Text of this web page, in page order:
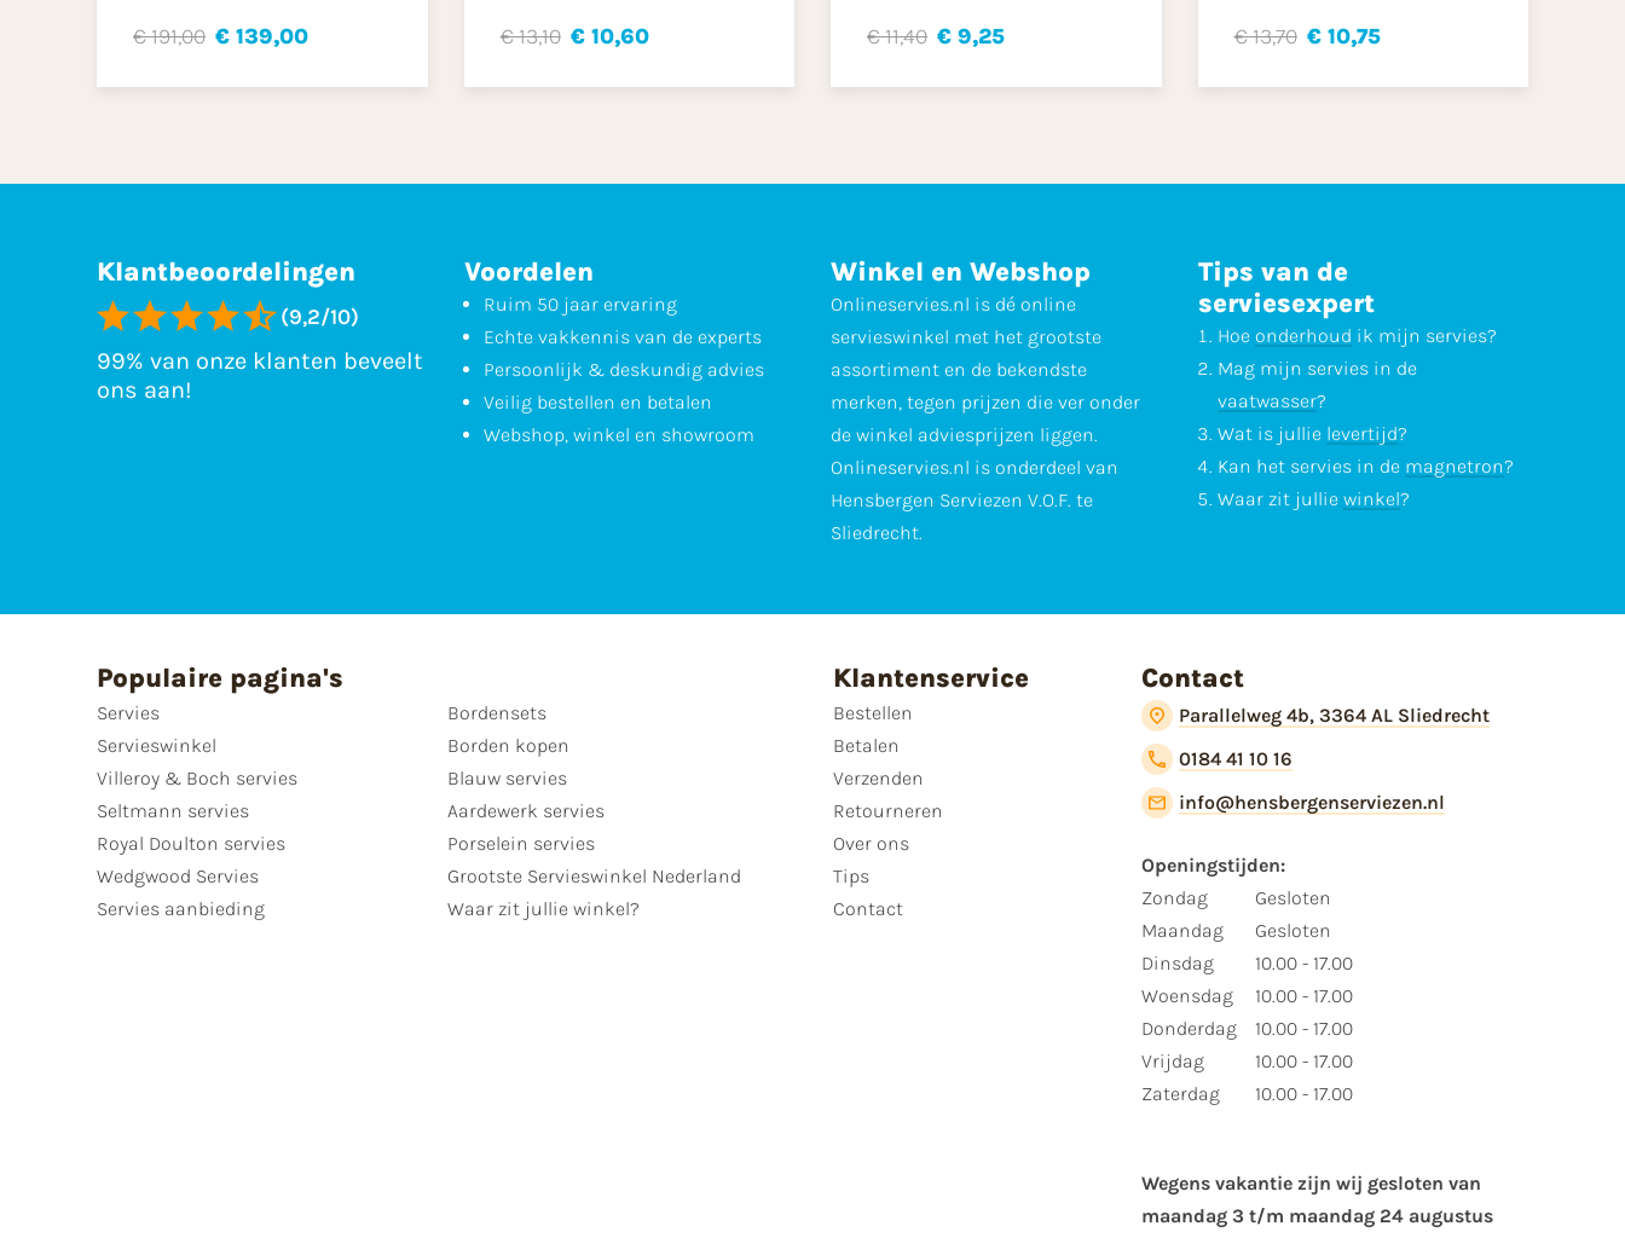
€ 191,00 € 139,00 € 13,10 € 10,60 € 11,40 € 9,25 € 13,70 € 10,75
Klantbeoordelingen
(9,2/10)
99% van onze klanten beveelt
ons aan!
Voordelen
Ruim 50 jaar ervaring
Echte vakkennis van de experts
Persoonlijk & deskundig advies
Veilig bestellen en betalen
Webshop, winkel en showroom
Winkel en Webshop
Onlineservies.nl is dé online
servieswinkel met het grootste
assortiment en de bekendste
merken, tegen prijzen die ver onder
de winkel adviesprijzen liggen.
Onlineservies.nl is onderdeel van
Hensbergen Serviezen V.O.F. te
Sliedrecht.
Tips van de
serviesexpert
Hoe onderhoud ik mijn servies?
Mag mijn servies in de
vaatwasser?
Wat is jullie levertijd?
Kan het servies in de magnetron?
Waar zit jullie winkel?
Populaire pagina's
Servies
Servieswinkel
Villeroy & Boch servies
Seltmann servies
Royal Doulton servies
Wedgwood Servies
Servies aanbieding
Bordensets
Borden kopen
Blauw servies
Aardewerk servies
Porselein servies
Grootste Servieswinkel Nederland
Waar zit jullie winkel?
Klantenservice
Bestellen
Betalen
Verzenden
Retourneren
Over ons
Tips
Contact
Contact
Parallelweg 4b, 3364 AL Sliedrecht
0184 41 10 16
info@hensbergenserviezen.nl
Openingstijden:
Zondag
Maandag
Dinsdag
Woensdag
Donderdag
Vrijdag
Zaterdag
Gesloten
Gesloten
10.00 - 17.00
10.00 - 17.00
10.00 - 17.00
10.00 - 17.00
10.00 - 17.00
Wegens vakantie zijn wij gesloten van ​
maandag 3 t/m maandag 24 augustus